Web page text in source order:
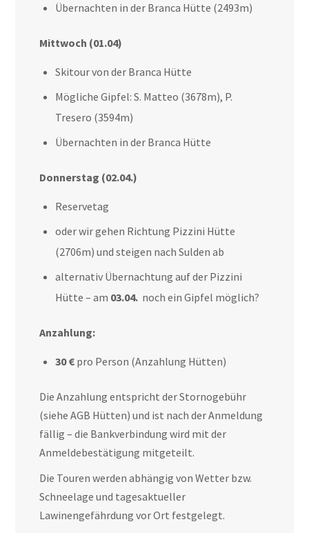
Übernachten in der Branca Hütte (2493m)
Mittwoch (01.04)
Skitour von der Branca Hütte
Mögliche Gipfel: S. Matteo (3678m), P.
Tresero (3594m)
Übernachten in der Branca Hütte
Donnerstag (02.04.)
Reservetag
oder wir gehen Richtung Pizzini Hütte
(2706m) und steigen nach Sulden ab
alternativ Übernachtung auf der Pizzini
Hütte – am 03.04. noch ein Gipfel möglich?
Anzahlung:
30 € pro Person (Anzahlung Hütten)
Die Anzahlung entspricht der Stornogebühr
(siehe AGB Hütten) und ist nach der Anmeldung
fällig – die Bankverbindung wird mit der
Anmeldebestätigung mitgeteilt.
Die Touren werden abhängig von Wetter bzw.
Schneelage und tagesaktueller
Lawinengefährdung vor Ort festgelegt.